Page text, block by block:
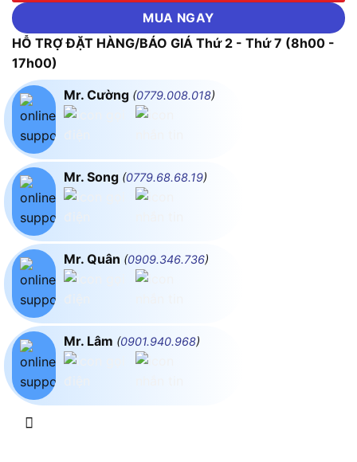
MUA NGAY
HỖ TRỢ ĐẶT HÀNG/BÁO GIÁ Thứ 2 - Thứ 7 (8h00 -
17h00)
Mr. Cường (0779.008.018)
Mr. Song (0779.68.68.19)
Mr. Quân (0909.346.736)
Mr. Lâm (0901.940.968)